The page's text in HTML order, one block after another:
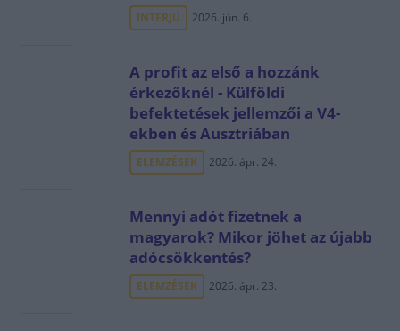
INTERJÚ 2026. jún. 6.
A profit az első a hozzánk
érkezőknél - Külföldi
befektetések jellemzői a V4-
ekben és Ausztriában
ELEMZÉSEK 2026. ápr. 24.
Mennyi adót fizetnek a
magyarok? Mikor jöhet az újabb
adócsökkentés?
ELEMZÉSEK 2026. ápr. 23.